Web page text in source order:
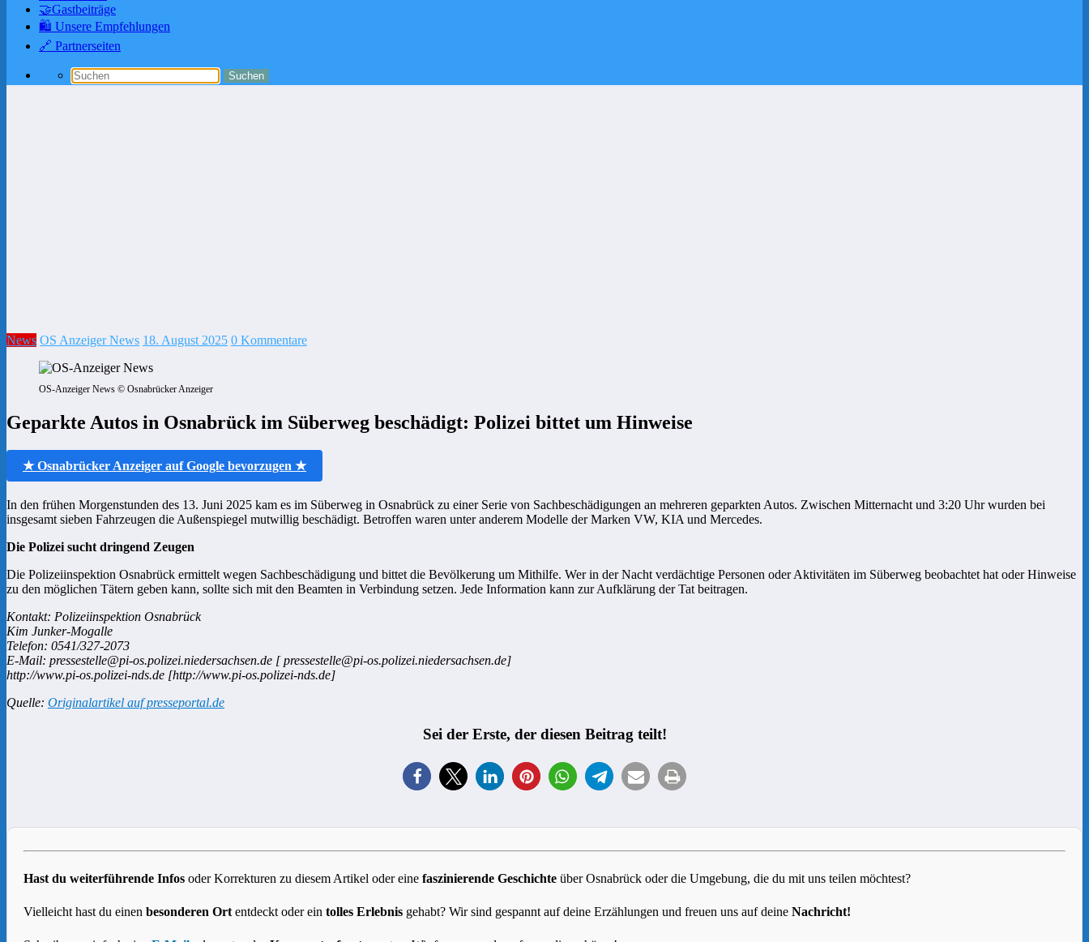
🤝Gastbeiträge
🛍️ Unsere Empfehlungen
🔗 Partnerseiten
News OS Anzeiger News 18. August 2025 0 Kommentare
OS-Anzeiger News © Osnabrücker Anzeiger
Geparkte Autos in Osnabrück im Süberweg beschädigt: Polizei bittet um Hinweise
★ Osnabrücker Anzeiger auf Google bevorzugen ★
In den frühen Morgenstunden des 13. Juni 2025 kam es im Süberweg in Osnabrück zu einer Serie von Sachbeschädigungen an mehreren geparkten Autos. Zwischen Mitternacht und 3:20 Uhr wurden bei
insgesamt sieben Fahrzeugen die Außenspiegel mutwillig beschädigt. Betroffen waren unter anderem Modelle der Marken VW, KIA und Mercedes.
Die Polizei sucht dringend Zeugen
Die Polizeiinspektion Osnabrück ermittelt wegen Sachbeschädigung und bittet die Bevölkerung um Mithilfe. Wer in der Nacht verdächtige Personen oder Aktivitäten im Süberweg beobachtet hat oder Hinweise
zu den möglichen Tätern geben kann, sollte sich mit den Beamten in Verbindung setzen. Jede Information kann zur Aufklärung der Tat beitragen.
Kontakt: Polizeiinspektion Osnabrück
Kim Junker-Mogalle
Telefon: 0541/327-2073
E-Mail: pressestelle@pi-os.polizei.niedersachsen.de [ pressestelle@pi-os.polizei.niedersachsen.de]
http://www.pi-os.polizei-nds.de [http://www.pi-os.polizei-nds.de]
Quelle: Originalartikel auf presseportal.de
Sei der Erste, der diesen Beitrag teilt!
Hast du weiterführende Infos oder Korrekturen zu diesem Artikel oder eine faszinierende Geschichte über Osnabrück oder die Umgebung, die du mit uns teilen möchtest?
Vielleicht hast du einen besonderen Ort entdeckt oder ein tolles Erlebnis gehabt? Wir sind gespannt auf deine Erzählungen und freuen uns auf deine Nachricht!